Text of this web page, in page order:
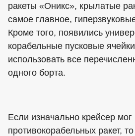
ракеты «Оникс», крылатые
самое главное,
Кроме того, появились
корабельные пусковые
использовать все
одного борта.
Если изначально крейсер
противокорабельных ракет,